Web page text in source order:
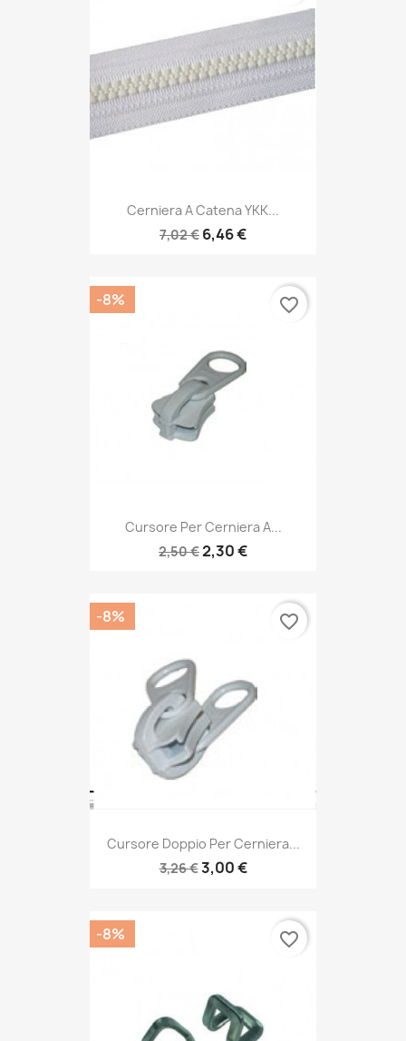
Cerniera A Catena YKK...
7,02 € 6,46 €
Cursore Per Cerniera A...
2,50 €2,30 €
-8% favorite_border
Cursore Doppio Per Cerniera...
3,26 €3,00 €
-8% favorite_border
-8% favorite_border